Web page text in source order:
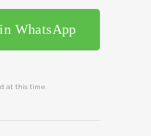
WhatsApp
at this time.